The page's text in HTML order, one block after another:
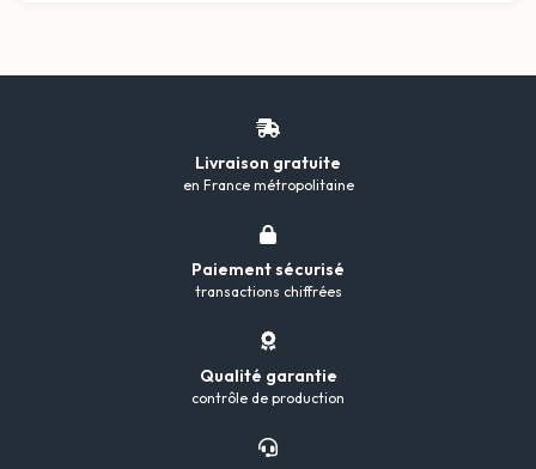
Livraison gratuite
en France métropolitaine
Paiement sécurisé
transactions chiffrées
Qualité garantie
contrôle de production